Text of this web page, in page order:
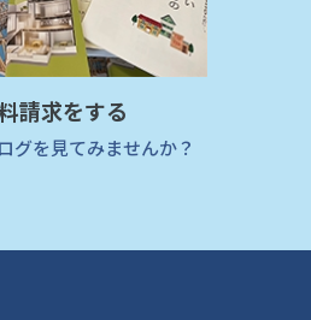
請求をする
グを見てみませんか？